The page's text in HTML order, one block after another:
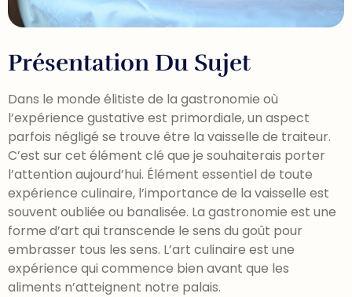
Présentation Du Sujet
Dans le monde élitiste de la gastronomie où
l’expérience gustative est primordiale, un aspect
parfois négligé se trouve être la vaisselle de traiteur.
C’est sur cet élément clé que je souhaiterais porter
l’attention aujourd’hui. Élément essentiel de toute
expérience culinaire, l’importance de la vaisselle est
souvent oubliée ou banalisée. La gastronomie est une
forme d’art qui transcende le sens du goût pour
embrasser tous les sens. L’art culinaire est une
expérience qui commence bien avant que les
aliments n’atteignent notre palais.